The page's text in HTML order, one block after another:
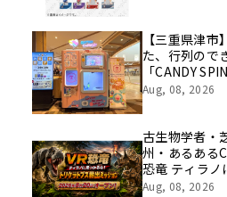
【三重県津
た、行列ので
「CANDY
県津市のイオ
Aug, 08, 2026
古生物学者・
州・あるある
恐竜 ティラノ
トプス救出ミ
Aug, 08, 2026